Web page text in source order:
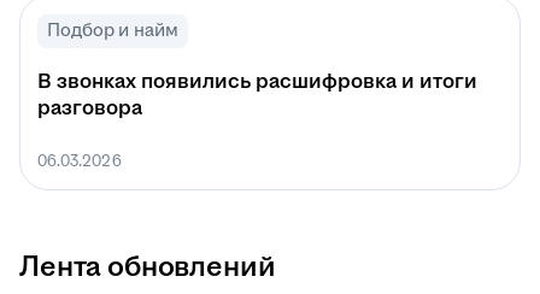
Подбор и найм
В звонках появились расшифровка и итоги
разговора
06.03.2026
Лента обновлений